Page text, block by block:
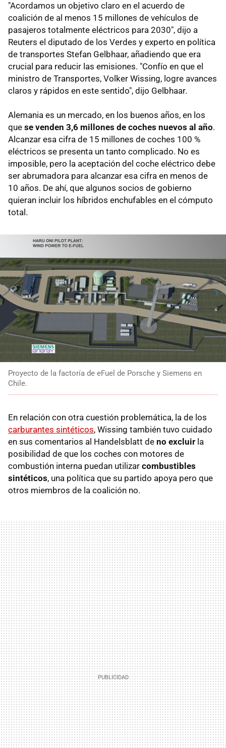
"Acordamos un objetivo claro en el acuerdo de
coalición de al menos 15 millones de vehículos de
pasajeros totalmente eléctricos para 2030", dijo a
Reuters el diputado de los Verdes y experto en política
de transportes Stefan Gelbhaar, añadiendo que era
crucial para reducir las emisiones. "Confío en que el
ministro de Transportes, Volker Wissing, logre avances
claros y rápidos en este sentido", dijo Gelbhaar.
Alemania es un mercado, en los buenos años, en los
que se venden 3,6 millones de coches nuevos al año.
Alcanzar esa cifra de 15 millones de coches 100 %
eléctricos se presenta un tanto complicado. No es
imposible, pero la aceptación del coche eléctrico debe
ser abrumadora para alcanzar esa cifra en menos de
10 años. De ahí, que algunos socios de gobierno
quieran incluir los híbridos enchufables en el cómputo
total.
Proyecto de la factoría de eFuel de Porsche y Siemens en
Chile.
En relación con otra cuestión problemática, la de los
carburantes sintéticos, Wissing también tuvo cuidado
en sus comentarios al Handelsblatt de no excluir la
posibilidad de que los coches con motores de
combustión interna puedan utilizar combustibles
sintéticos, una política que su partido apoya pero que
otros miembros de la coalición no.